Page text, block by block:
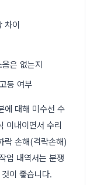
차이
은 없는지
등 여부
에 대해 미수선 수
이내이면서 수리
락 손해(격락손해)
업 내역서는 분쟁
이 좋습니다.